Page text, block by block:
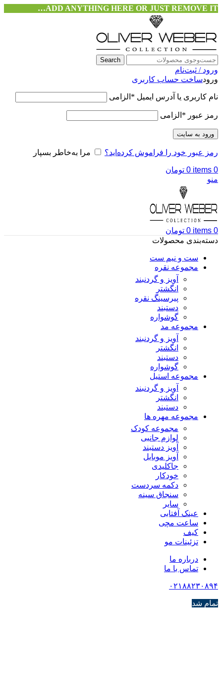
ADD ANYTHING HERE OR JUST REMOVE IT…
Search
ورود / ثبت‌نام
ورودساخت حساب کاربری
نام کاربری یا آدرس ایمیل * الزامی
رمز عبور * الزامی
ورود به سایت
رمز عبور خود را فراموش کرده‌اید؟ مرا به‌خاطر بسپار
0
items
0 تومان
منو
0
items
0 تومان
دسته‌بندی محصولات
ست و نیم ست
مجموعه نقره
آویز و گردنبند
انگشتر
پیرسینگ نقره
دستبند
گوشواره
مجموعه مد
آویز و گردنبند
انگشتر
دستبند
گوشواره
مجموعه استیل
آویز و گردنبند
انگشتر
دستبند
مجموعه مهره ها
مجموعه کودک
لوازم جانبی
آویز دستبند
آویز موبایل
جاکلیدی
خودکار
دکمه سردست
سنجاق سینه
سایر
عینک آفتابی
ساعت مچی
کیف
تزئینات مو
درباره ما
تماس با ما
۰۲۱۸۸۲۳۰۸۹۴
تمام شد